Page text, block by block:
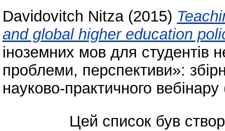
Davidovitch Nitza(2015)
and global higher education
іноземних мов для студентів
проблеми, перспективи»:
науково-практичного
Цей список був